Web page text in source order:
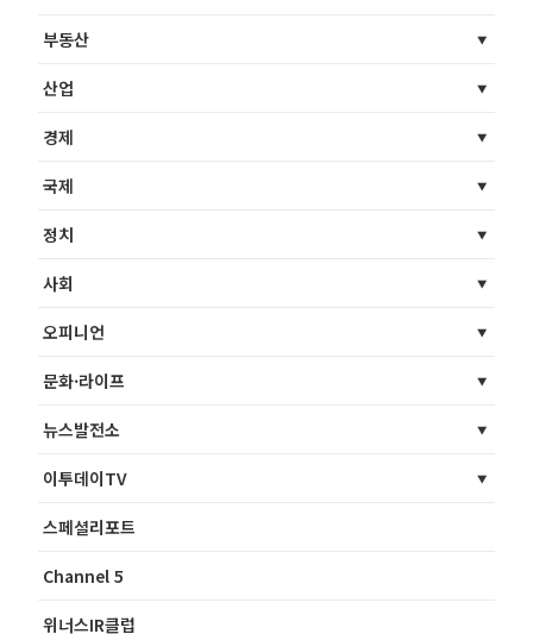
부동산
산업
경제
국제
정치
사회
오피니언
문화·라이프
뉴스발전소
이투데이TV
스페셜리포트
Channel 5
위너스IR클럽